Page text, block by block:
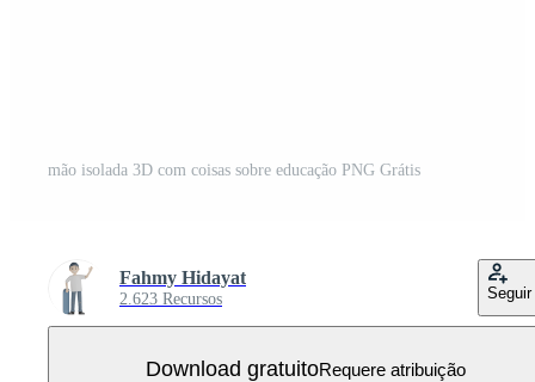
mão isolada 3D com coisas sobre educação PNG Grátis
Fahmy Hidayat
2.623 Recursos Seguir
Download gratuitoRequere atribuição